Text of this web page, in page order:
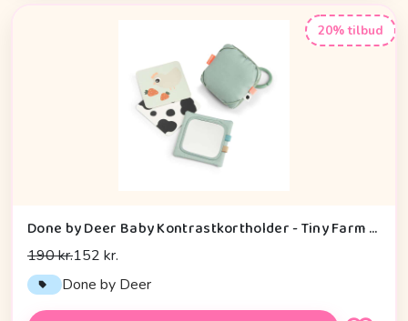
20% tilbud
Done by Deer Baby Kontrastkortholder - Tiny Farm - Grøn
190 kr.152 kr.
Done by Deer